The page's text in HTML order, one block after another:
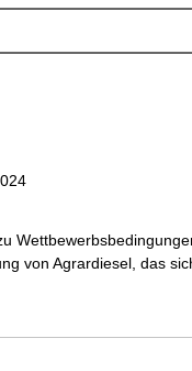
von Agrardiesel, das